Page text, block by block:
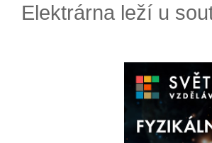
Elektrárna leží u